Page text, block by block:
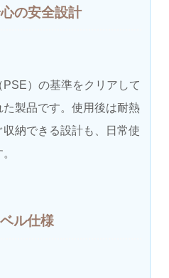
の安全設計
）の基準をクリアして
製品です。使用後は耐熱
納できる設計も、日常使
ル仕様